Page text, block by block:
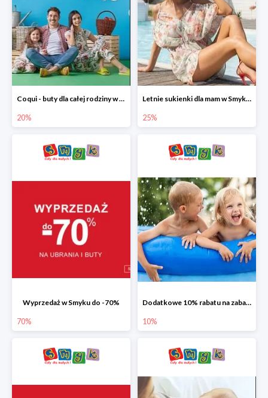
Coqui - buty dla całej rodziny w Smyku do -20%
20%
Letnie sukienki dla mam w Smyku do -25%
25%
Wyprzedaż w Smyku do -70%
70%
Dodatkowe 10% rabatu na zabawki ogrodowe i baseny
10%